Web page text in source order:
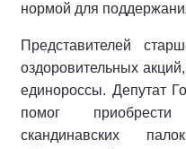
нормой для
Представителей
оздоровительных
единороссы. Депутат
помог приобрести
скандинавских